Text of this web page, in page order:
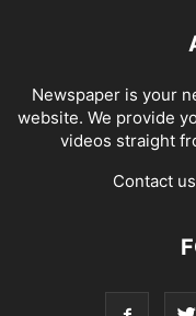
Newspaper is your
website. We provide
videos straight
Contact